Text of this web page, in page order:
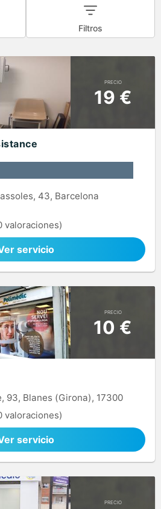
Filtros
PRECIO
19 €
43, Barcelona
valoraciones)
servicio
PRECIO
10 €
93, Blanes (Girona), 17300
valoraciones)
servicio
PRECIO